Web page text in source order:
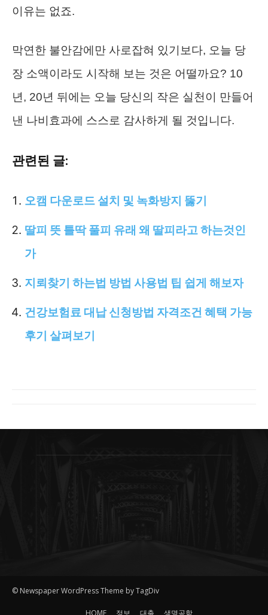
이유는 없죠.
막연한 불안감에만 사로잡혀 있기보다, 오늘 당
장 소액이라도 시작해 보는 것은 어떨까요? 10
년, 20년 뒤에는 오늘 당신의 작은 실천이 만들어
낸 나비효과에 스스로 감사하게 될 것입니다.
관련된 글:
오캠 다운로드 설치 및 녹화방지 뚫기
딸피 뜻 틀딱 풀피 유래 왜 딸피라고 하는것인
가
지뢰찾기 하는법 방법 사용법 팁 쉽게 해보자
건강보험료 대납 신청방법 자격조건 혜택 가능
후기 살펴보기
© Newspaper WordPress Theme by TagDiv
HOME 정보 대출 생명공학